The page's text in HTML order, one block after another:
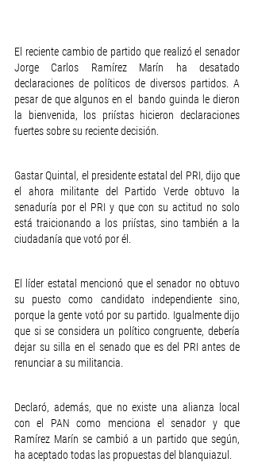
El reciente cambio de partido que realizó el senador
Jorge Carlos Ramírez Marín ha desatado
declaraciones de políticos de diversos partidos. A
pesar de que algunos en el  bando guinda le dieron
la bienvenida, los priístas hicieron declaraciones
fuertes sobre su reciente decisión.
Gastar Quintal, el presidente estatal del PRI, dijo que
el ahora militante del Partido Verde obtuvo la
senaduría por el PRI y que con su actitud no solo
está traicionando a los priístas, sino también a la
ciudadanía que votó por él.
El líder estatal mencionó que el senador no obtuvo
su puesto como candidato independiente sino,
porque la gente votó por su partido. Igualmente dijo
que si se considera un político congruente, debería
dejar su silla en el senado que es del PRI antes de
renunciar a su militancia.
Declaró, además, que no existe una alianza local
con el PAN como menciona el senador y que
Ramírez Marín se cambió a un partido que según,
ha aceptado todas las propuestas del blanquiazul.